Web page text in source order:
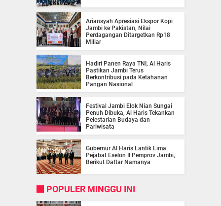
Ariansyah Apresiasi Ekspor Kopi
Jambi ke Pakistan, Nilai
Perdagangan Ditargetkan Rp18
Miliar
Hadiri Panen Raya TNI, Al Haris
Pastikan Jambi Terus
Berkontribusi pada Ketahanan
Pangan Nasional
Festival Jambi Elok Nian Sungai
Penuh Dibuka, Al Haris Tekankan
Pelestarian Budaya dan
Pariwisata
Gubernur Al Haris Lantik Lima
Pejabat Eselon II Pemprov Jambi,
Berikut Daftar Namanya
POPULER MINGGU INI